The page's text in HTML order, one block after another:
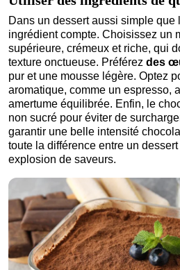
Dans un dessert aussi simple que
ingrédient compte. Choisissez un
supérieure, crémeux et riche, qui
texture onctueuse. Préférez des
pur et une mousse légère. Optez
aromatique, comme un espresso,
amertume équilibrée. Enfin, le
non sucré pour éviter de
garantir une belle intensité
toute la différence entre un
explosion de saveurs.